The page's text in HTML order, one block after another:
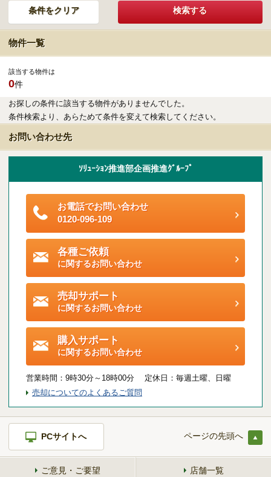
物件一覧
該当する物件は
0件
お探しの条件に該当する物件がありませんでした。
条件検索より、あらためて条件を変えて検索してください。
お問い合わせ先
ｿﾘｭｰｼｮﾝ推進部企画推進ｸﾞﾙｰﾌﾟ
お電話でお問い合わせ
0120-096-109
各種ご依頼
に関するお問い合わせ
売却サポート
に関するお問い合わせ
購入サポート
に関するお問い合わせ
営業時間： 9時30分～18時00分 定休日： 毎週土曜、日曜
売却についてのよくあるご質問
PCサイトへ ページの先頭へ
ご意見・ご要望 店舗一覧
リゾートSTYLE
リゾートに関する様々なお役立ち情報をお届け
受託販売システム
新着物件お知らせメールに登録
ご契約後アンケートのご案内
各種特典制度のご案内